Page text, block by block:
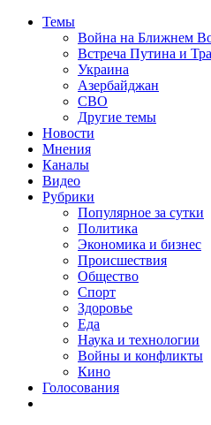
Темы
Война на Ближнем
Встреча Путина и
Украина
Азербайджан
СВО
Другие темы
Новости
Мнения
Каналы
Видео
Рубрики
Популярное за сутки
Политика
Экономика и бизнес
Происшествия
Общество
Спорт
Здоровье
Еда
Наука и технологии
Войны и конфликты
Кино
Голосования